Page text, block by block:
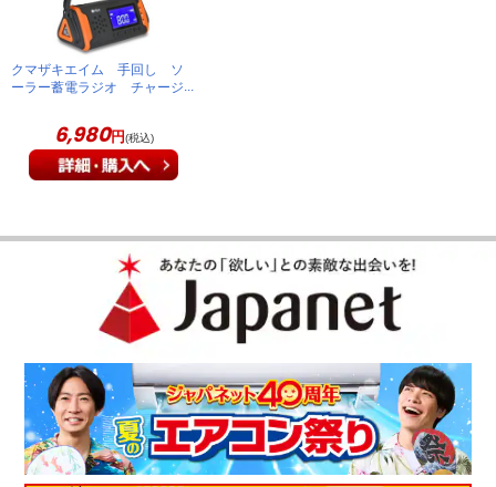
普段使いとしても防災グッズとしても使
えます
今使用していたポ－タブルラジオか壊れたので買い換えまし
す。
（宮城県40代
「お客様の声」は実際にご購入されたお客様からのご意見を掲載しておりま
クマザキエイム 手回し ソ
ーラー蓄電ラジオ チャージ
6,980円(税込)